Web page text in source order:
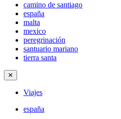
camino de santiago
españa
malta
mexico
peregrinación
santuario mariano
tierra santa
✕
Viajes
españa